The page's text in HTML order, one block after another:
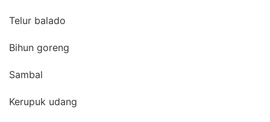
Telur balado
Bihun goreng
Sambal
Kerupuk udang